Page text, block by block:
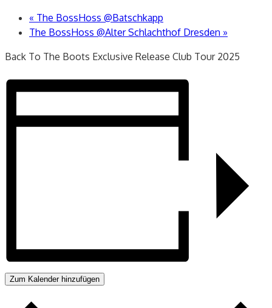
« The BossHoss @Batschkapp
The BossHoss @Alter Schlachthof Dresden »
Back To The Boots Exclusive Release Club Tour 2025
Zum Kalender hinzufügen